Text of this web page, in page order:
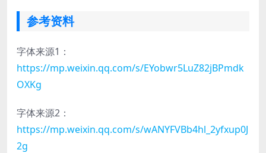
参考资料
字体来源1：
https://mp.weixin.qq.com/s/EYobwr5LuZ82jBPmdk
OXKg
字体来源2：
https://mp.weixin.qq.com/s/wANYFVBb4hl_2yfxup0J
2g